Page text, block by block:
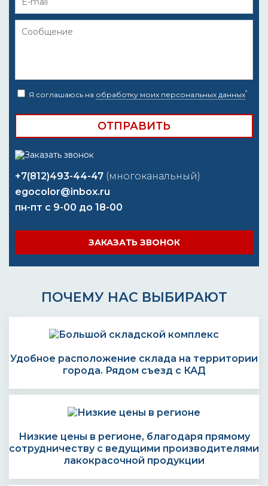
Я соглашаюсь на обработку моих персональных данных*
+7(812)493-44-47 (многоканальный)
egocolor@inbox.ru
пн-пт с 9-00 до 18-00
ЗАКАЗАТЬ ЗВОНОК
ПОЧЕМУ НАС ВЫБИРАЮТ
Удобное расположение склада на территории
города. Рядом съезд с КАД
Низкие цены в регионе, благодаря прямому
сотрудничеству с ведущими производителями
лакокрасочной продукции